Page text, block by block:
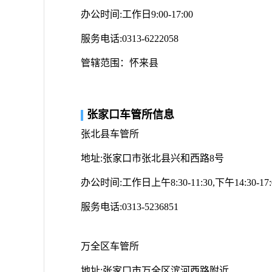
办公时间:工作日9:00-17:00
服务电话:0313-6222058
管辖范围：怀来县
张家口车管所信息
张北县车管所
地址:张家口市张北县兴和西路8号
办公时间:工作日上午8:30-11:30,下午14:30-
服务电话:0313-5236851
万全区车管所